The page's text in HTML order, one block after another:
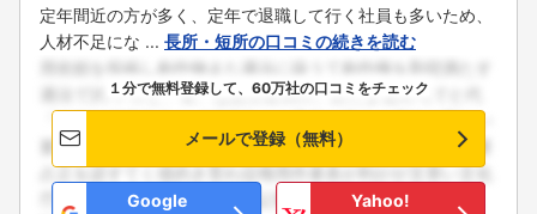
定年間近の方が多く、定年で退職して行く社員も多いため、
人材不足にな ... 長所・短所の口コミの続きを読む
１分で無料登録して、60万社の口コミをチェック
メールで登録（無料）
Google
Yahoo!